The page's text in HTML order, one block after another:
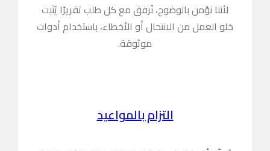
لأننا نؤمن بالوضوح، نُرفق مع كل طلب تقريرًا يُثبت
خلو العمل من الانتحال أو الأخطاء، باستخدام أدوات
موثوقة.
التزام بالمواعيد